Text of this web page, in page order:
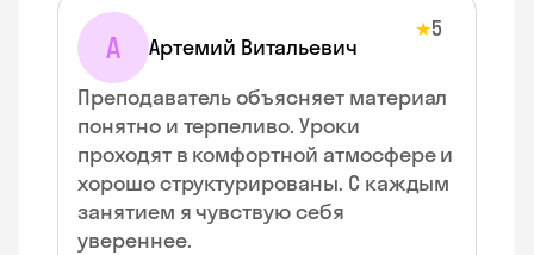
А Артемий Витальевич
★5
Преподаватель объясняет материал
понятно и терпеливо. Уроки
проходят в комфортной атмосфере и
хорошо структурированы. С каждым
занятием я чувствую себя
увереннее.